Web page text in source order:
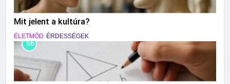
Mit jelent a kultúra?
ÉLETMÓD ÉRDESSÉGEK
56